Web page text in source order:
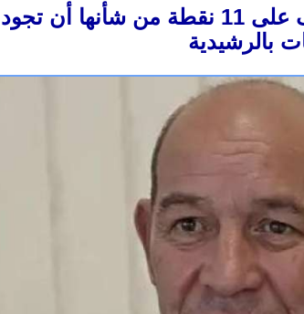
الأستاذ لحسن البرمي يقف على 11 نقطة من شأنها أن تجود
بالرشيدية